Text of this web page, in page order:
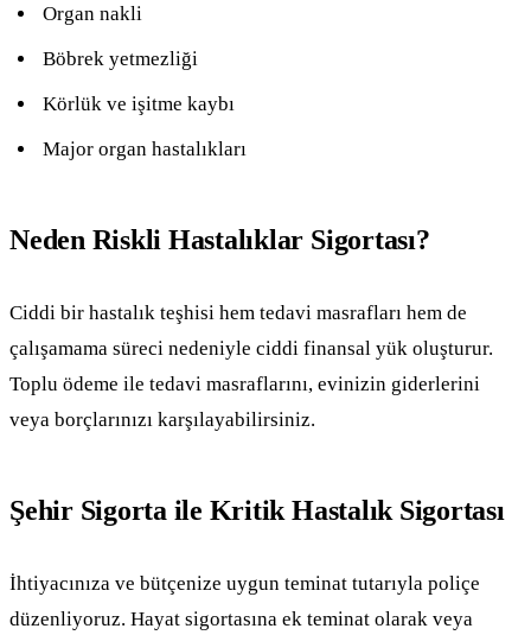
Organ nakli
Böbrek yetmezliği
Körlük ve işitme kaybı
Major organ hastalıkları
Neden Riskli Hastalıklar Sigortası?
Ciddi bir hastalık teşhisi hem tedavi masrafları hem de
çalışamama süreci nedeniyle ciddi finansal yük oluşturur.
Toplu ödeme ile tedavi masraflarını, evinizin giderlerini
veya borçlarınızı karşılayabilirsiniz.
Şehir Sigorta ile Kritik Hastalık Sigortası
İhtiyacınıza ve bütçenize uygun teminat tutarıyla poliçe
düzenliyoruz. Hayat sigortasına ek teminat olarak veya